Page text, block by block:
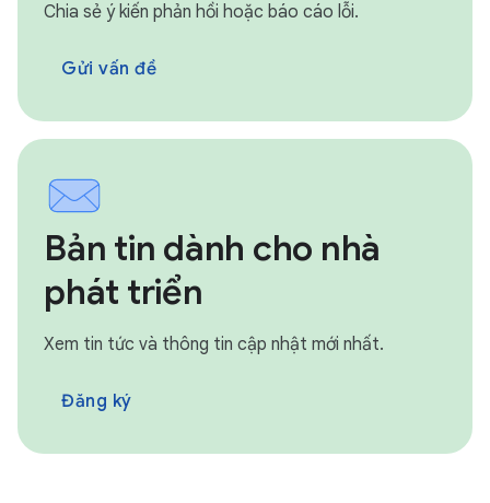
Chia sẻ ý kiến phản hồi hoặc báo cáo lỗi.
Gửi vấn đề
Bản tin dành cho nhà
phát triển
Xem tin tức và thông tin cập nhật mới nhất.
Đăng ký